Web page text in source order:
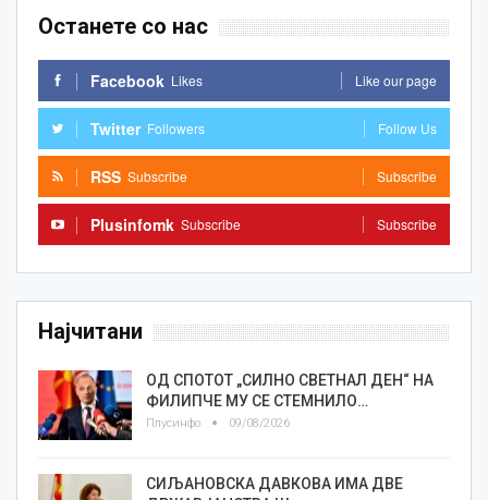
Останете со нас
Facebook Likes Like our page
Twitter Followers Follow Us
RSS Subscribe Subscribe
Plusinfomk Subscribe Subscribe
Најчитани
ОД СПОТОТ „СИЛНО СВЕТНАЛ ДЕН“ НА
ФИЛИПЧЕ МУ СЕ СТЕМНИЛО…
Плусинфо 09/08/2026
СИЉАНОВСКА ДАВКОВА ИМА ДВЕ